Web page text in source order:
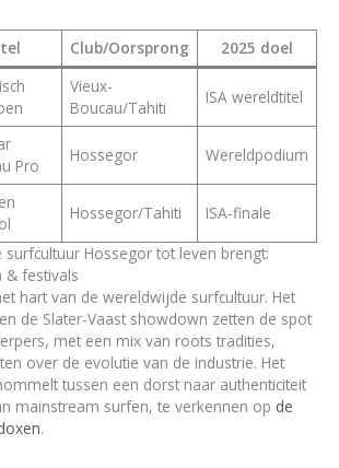
Club/Oorsprong
2025 doel
Vieux-
Boucau/Tahiti
ISA wereldtitel
Pro
Hossegor Wereldpodium
Hossegor/Tahiti
ISA-finale
Hossegor tot leven brengt:
& festivals
hart van de wereldwijde surfcultuur. Het
de Slater-Vaast showdown zetten de spot
met een mix van roots tradities,
over de evolutie van de industrie. Het
tussen een dorst naar authenticiteit
mainstream surfen, te verkennen op de
.